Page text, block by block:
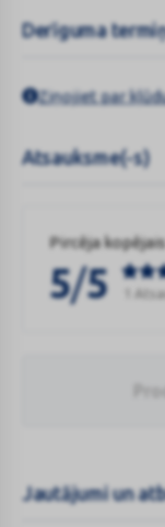
Derīguma
Ziņojiet par
Atsauksme(-s)
Pircēja
5/5 1
Jautājumi un